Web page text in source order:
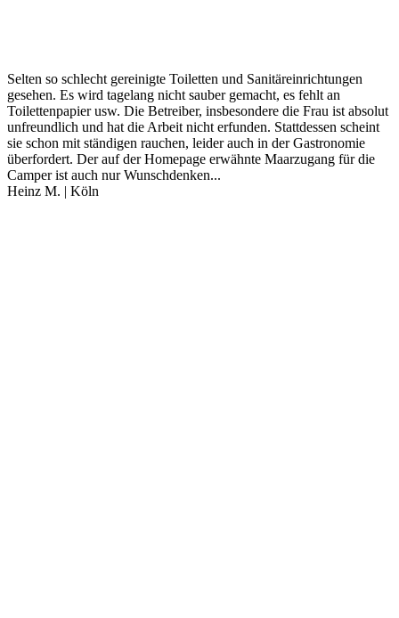
Selten so schlecht gereinigte Toiletten und Sanitäreinrichtungen
gesehen. Es wird tagelang nicht sauber gemacht, es fehlt an
Toilettenpapier usw. Die Betreiber, insbesondere die Frau ist absolut
unfreundlich und hat die Arbeit nicht erfunden. Stattdessen scheint
sie schon mit ständigen rauchen, leider auch in der Gastronomie
überfordert. Der auf der Homepage erwähnte Maarzugang für die
Camper ist auch nur Wunschdenken...
Heinz M. | Köln